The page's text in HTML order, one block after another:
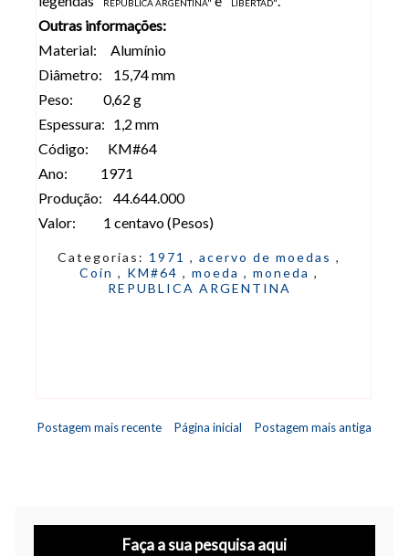
REPUBLICA ARGENTINA" LIBERTAD"
Outras informações:
Material: Alumínio
Diâmetro: 15,74 mm
Peso: 0,62 g
Espessura: 1,2 mm
Código: KM#64
Ano: 1971
Produção: 44.644.000
Valor: 1 centavo (Pesos)
Categorias: 1971 , acervo de moedas ,
Coin , KM#64 , moeda , moneda ,
REPUBLICA ARGENTINA
Postagem mais recente Postagem mais antiga
Página inicial
Faça a sua pesquisa aqui